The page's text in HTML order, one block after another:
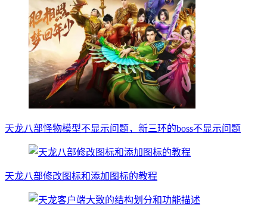
天龙八部怪物模型不显示问题，新三环的boss不显示问题
天龙八部修改图标和添加图标的教程